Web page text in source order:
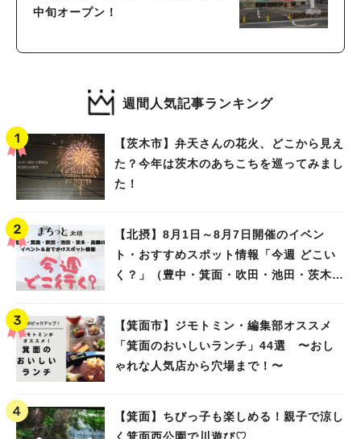
中旬オープン！
週間人気記事ランキング
【茨木市】弁天さんの花火、どこから見え
た？今年は茨木のあちこちを巡ってみまし
た！
【北摂】8月1日～8月7日開催のイベン
ト・おすすめスポット情報「今週 どこい
く？」（豊中・箕面・吹田・池田・茨木・
【箕面市】ジモトミン・編集部オススメ
「箕面のおいしいランチ」44選 〜おし
ゃれな人気店から穴場まで！〜
【箕面】ちびっ子も楽しめる！親子で涼し